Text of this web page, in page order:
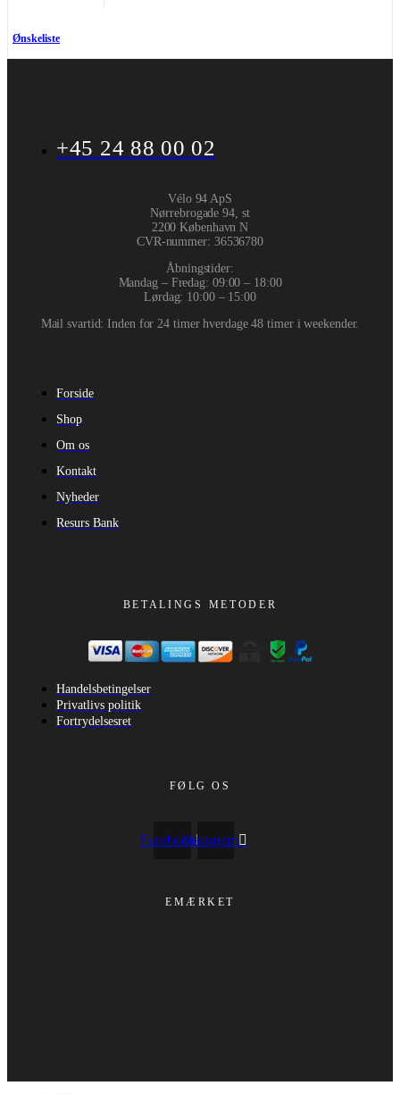
Ønskeliste
+45 24 88 00 02
Vélo 94 ApS
Nørrebrogade 94, st
2200 København N
CVR-nummer: 36536780
Åbningstider:
Mandag – Fredag: 09:00 – 18:00
Lørdag: 10:00 – 15:00
Mail svartid: Inden for 24 timer hverdage 48 timer i weekender.
Forside
Shop
Om os
Kontakt
Nyheder
Resurs Bank
BETALINGS METODER
Handelsbetingelser
Privatlivs politik
Fortrydelsesret
FØLG OS
FacebookInstagram
EMÆRKET